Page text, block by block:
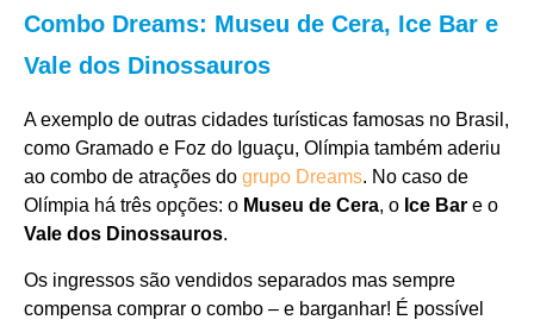
Combo Dreams: Museu de Cera, Ice Bar e
Vale dos Dinossauros
A exemplo de outras cidades turísticas famosas no Brasil,
como Gramado e Foz do Iguaçu, Olímpia também aderiu
ao combo de atrações do grupo Dreams. No caso de
Olímpia há três opções: o Museu de Cera, o Ice Bar e o
Vale dos Dinossauros.
Os ingressos são vendidos separados mas sempre
compensa comprar o combo – e barganhar! É possível